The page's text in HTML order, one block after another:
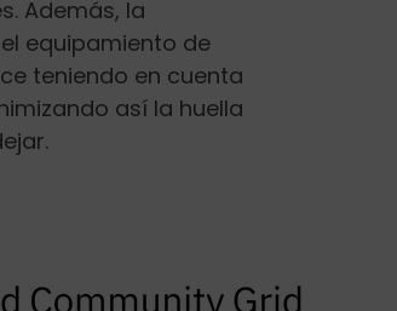
Además, la
equipamiento de
teniendo en cuenta
así la huella